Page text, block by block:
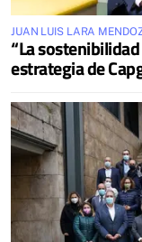
JUAN LUIS LARA
“La
estrategia de